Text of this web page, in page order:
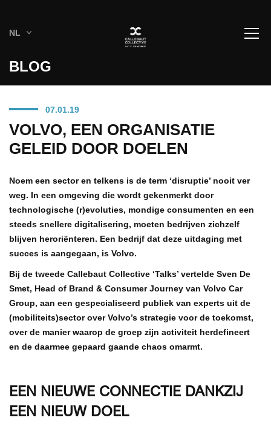
NL
BLOG
07.01.19
VOLVO, EEN ORGANISATIE
GELEID DOOR DOELEN
Noem een sector en telkens is de term ‘disruptie’ nooit ver
weg. In een omgeving die wordt gekenmerkt door
technologische (r)evoluties, mondige consumenten en een
steeds snellere digitalisering, moeten bedrijven zichzelf
blijven heroriënteren. Een bedrijf dat deze uitdaging met
succes is aangegaan, is Volvo.
Bij de tweede Callebaut Collective ‘Talks’ vertelde Sven De
Smet, Head of Brand & Consumer Journey van Volvo Car
Group, aan een gespecialiseerd publiek van experts uit de
(mobiliteits)sector over Volvo’s strategie voor de toekomst,
over de manier waarop de groep zijn activiteit herdefineert
en de daarmee gepaard gaande chaos omarmt.
EEN NIEUWE CONNECTIE DANKZIJ
EEN NIEUW DOEL